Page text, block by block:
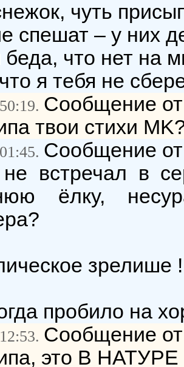
чуть
спешат – у них
что нет на
я тебя не
Сообщение
твои стихи
Сообщение
встречал в
ёлку,
зрелише
пробило на
Сообщение
это В НАТУРЕ